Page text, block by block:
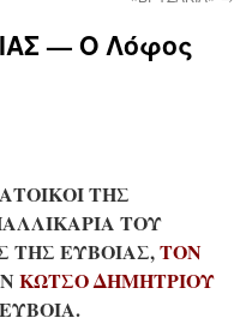
— Ο Λόφος
ΤΗΣ
ΤΟΥ
ΤΗΣ ΕΥΒΟΙΑΣ,ΤΟΝ
ΚΩΤΣΟ ΔΗΜΗΤΡΙΟΥ